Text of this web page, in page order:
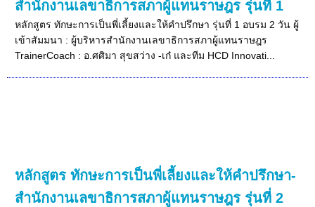
สำนักงานเลขาธิการสภาผู้แทนราษฎร รุ่นที่ 1
หลักสูตร ทักษะการเป็นพี่เลี้ยงและให้คำปรึกษา รุ่นที่ 1 อบรม 2 วัน ผู้
เข้าสัมมนา : ผู้บริหารสำนักงานเลขาธิการสภาผู้แทนราษฎร
TrainerCoach : อ.ศศิมา สุขสว่าง -เก๋ และทีม HCD Innovati...
หลักสูตร ทักษะการเป็นพี่เลี้ยงและให้คำปรึกษา-
สำนักงานเลขาธิการสภาผู้แทนราษฎร รุ่นที่ 2